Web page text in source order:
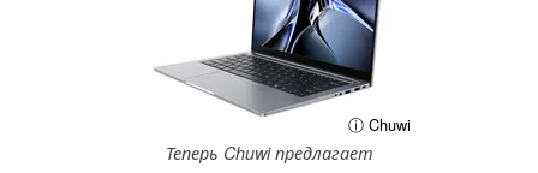
ⓘ Chuwi
Теперь Chuwi предлагает